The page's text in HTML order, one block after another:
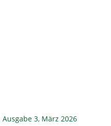
Ausgabe 3, März 2026